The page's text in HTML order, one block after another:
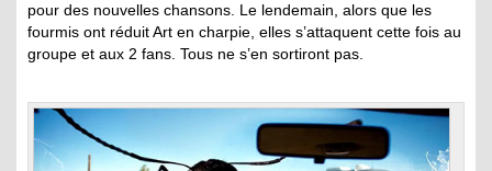
pour des nouvelles chansons. Le lendemain, alors que les
fourmis ont réduit Art en charpie, elles s’attaquent cette fois au
groupe et aux 2 fans. Tous ne s’en sortiront pas.